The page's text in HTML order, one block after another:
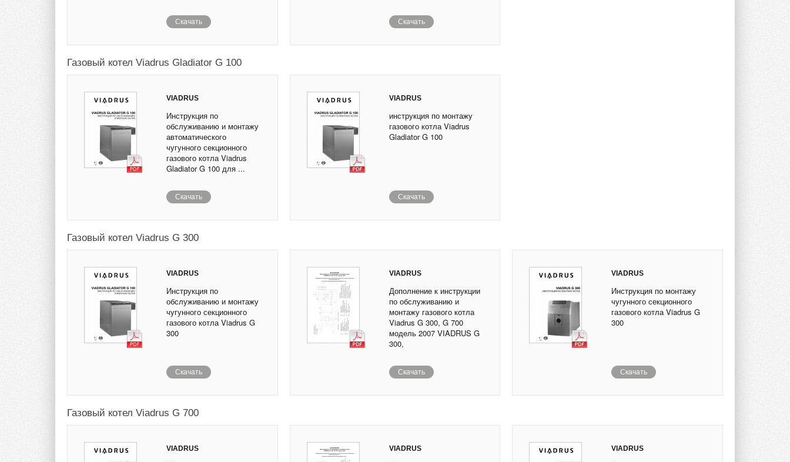
Скачать Скачать
Газовый котел Viadrus Gladiator G 100
VIADRUS
Инструкция по
обслуживанию и монтажу
автоматического
чугунного секционного
газового котла Viadrus
Gladiator G 100 для ...
Скачать
VIADRUS
инструкция по монтажу
газового котла Viadrus
Gladiator G 100
Скачать
Газовый котел Viadrus G 300
VIADRUS
Инструкция по
обслуживанию и монтажу
чугунного секционного
газового котла Viadrus G
300
Скачать
VIADRUS
Дополнение к инструкции
по обслуживанию и
монтажу газового котла
Viadrus G 300, G 700
модель 2007 VIADRUS G
300,
Скачать
VIADRUS
Инструкция по монтажу
чугунного секционного
газового котла Viadrus G
300
Скачать
Газовый котел Viadrus G 700
VIADRUS VIADRUS VIADRUS